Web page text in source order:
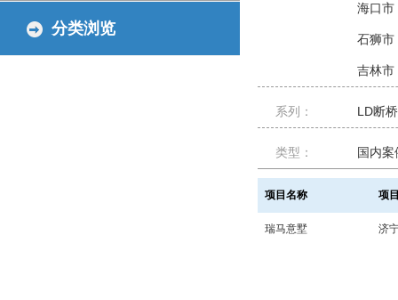
分类浏览
海口市
石狮市
吉林市
系列： LD断
类型： 国内案
项目名称 项
瑞马意墅 济